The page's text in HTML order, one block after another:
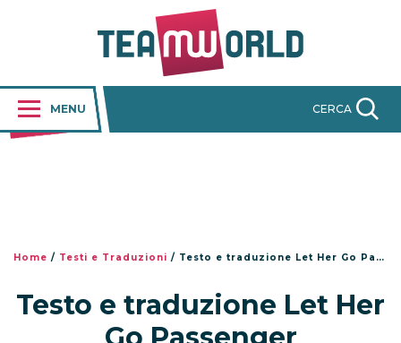
MENU CERCA
Home / Testi e Traduzioni / Testo e traduzione Let Her Go Passenger
Testo e traduzione Let Her